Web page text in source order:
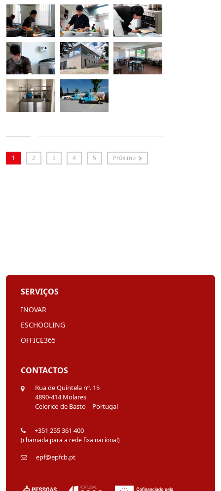
1 2 3 4 5 Próximo
SERVIÇOS
INOVAR
ESCHOOLING
OFFICE365
CONTACTOS
Rua de Quintela nº. 15
4890-414 Molares
Celorico de Basto – Portugal
+351 255 361 400
(chamada para a rede fixa nacional)
epf@epfcb.pt